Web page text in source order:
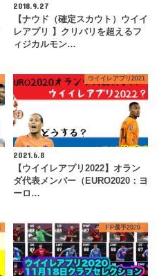
2018.9.27
【ナウド（確定スカウト）ウイイ
レアプリ 】クリバリを超えるフ
ィジカルモン…
ウイイレアプリ2021
2021.6.8
【ウイイレアプリ2022】オラン
ダ代表メンバー（EURO2020：ヨ
ーロ…
FP選手2020